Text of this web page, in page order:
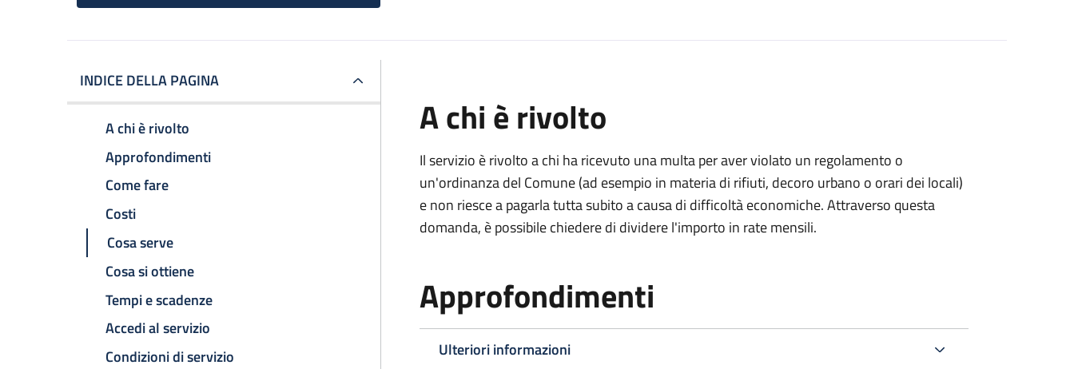
INDICE DELLA PAGINA
A chi è rivolto
Approfondimenti
Come fare
Costi
Cosa serve
Cosa si ottiene
Tempi e scadenze
Accedi al servizio
Condizioni di servizio
A chi è rivolto
Il servizio è rivolto a chi ha ricevuto una multa per aver violato un regolamento o
un'ordinanza del Comune (ad esempio in materia di rifiuti, decoro urbano o orari dei locali)
e non riesce a pagarla tutta subito a causa di difficoltà economiche. Attraverso questa
domanda, è possibile chiedere di dividere l'importo in rate mensili.
Approfondimenti
Ulteriori informazioni